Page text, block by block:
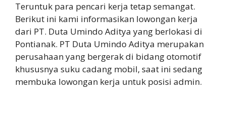
Teruntuk para pencari kerja tetap semangat.
Berikut ini kami informasikan lowongan kerja
dari PT. Duta Umindo Aditya yang berlokasi di
Pontianak. PT Duta Umindo Aditya merupakan
perusahaan yang bergerak di bidang otomotif
khususnya suku cadang mobil, saat ini sedang
membuka lowongan kerja untuk posisi admin.